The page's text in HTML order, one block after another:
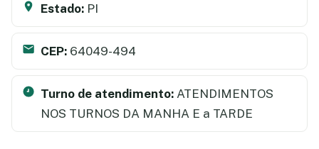
Estado: PI
CEP: 64049-494
Turno de atendimento: ATENDIMENTOS
NOS TURNOS DA MANHA E a TARDE